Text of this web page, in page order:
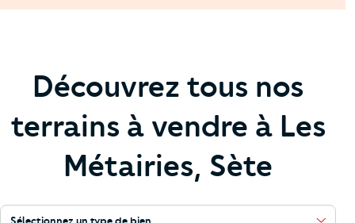
Découvrez tous nos
terrains à vendre à Les
Métairies, Sète